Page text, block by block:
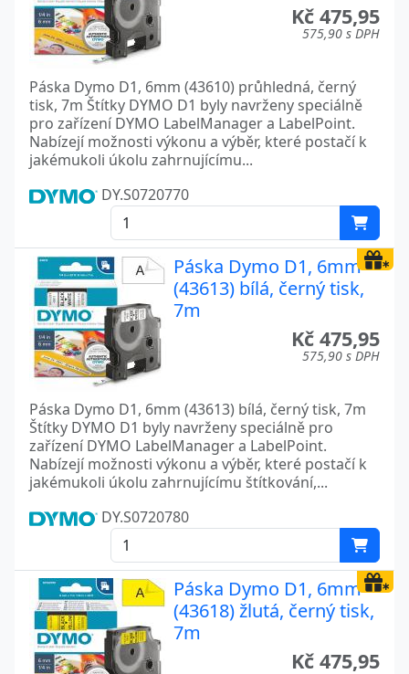
Kč 475,95
575,90 s DPH
Páska Dymo D1, 6mm (43610) průhledná, černý
tisk, 7m Štítky DYMO D1 byly navrženy speciálně
pro zařízení DYMO LabelManager a LabelPoint.
Nabízejí možnosti výkonu a výběr, které postačí k
jakémukoli úkolu zahrnujícímu...
DY.S0720770
Páska Dymo D1, 6mm
(43613) bílá, černý tisk,
7m
Kč 475,95
575,90 s DPH
Páska Dymo D1, 6mm (43613) bílá, černý tisk, 7m
Štítky DYMO D1 byly navrženy speciálně pro
zařízení DYMO LabelManager a LabelPoint.
Nabízejí možnosti výkonu a výběr, které postačí k
jakémukoli úkolu zahrnujícímu štítkování,...
DY.S0720780
Páska Dymo D1, 6mm
(43618) žlutá, černý tisk,
7m
Kč 475,95